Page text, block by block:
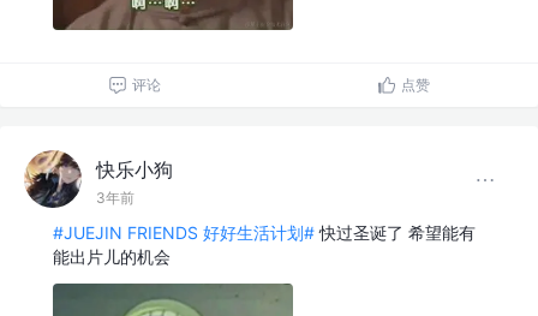
评论 点赞
快乐小狗
3年前
#JUEJIN FRIENDS 好好生活计划#快过圣诞了 希望能有
能出片儿的机会